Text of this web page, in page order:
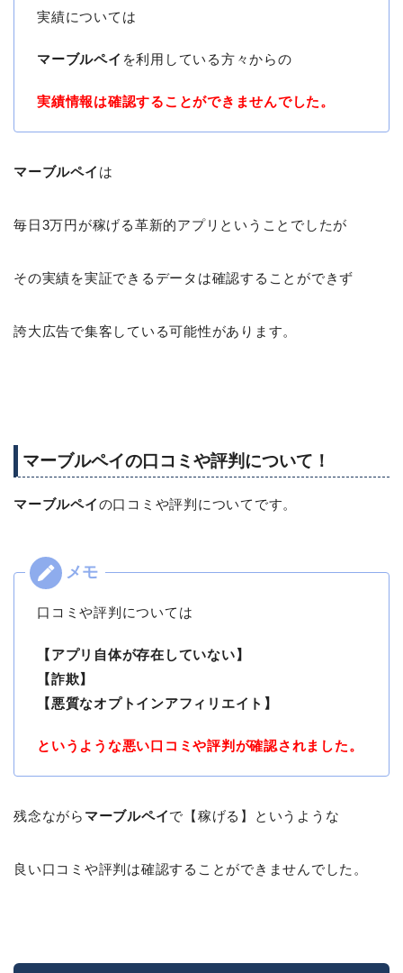
実績については
マーブルペイ を利用している方々からの
実績情報は確認することができませんでした。
マーブルペイ は
毎日3万円が稼げる革新的アプリということでしたが
その実績を実証できるデータは確認することができず
誇大広告で集客している可能性があります。
マーブルペイの口コミや評判について！
マーブルペイの口コミや評判についてです。
口コミや評判については
【アプリ自体が存在していない】
【詐欺】
【悪質なオプトインアフィリエイト】
というような悪い口コミや評判が確認されました。
残念ながら マーブルペイで【稼げる】というような
良い口コミや評判は確認することができませんでした。